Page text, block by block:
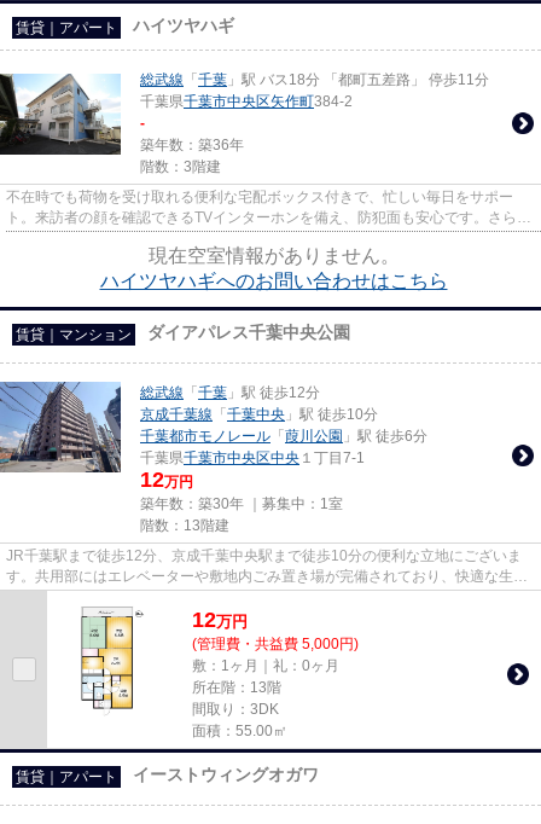
賃貸｜アパート ハイツヤハギ
総武線 「 千葉 」駅 バス18分 「都町五差路」 停歩11分
千葉県千葉市中央区矢作町384-2
-
築年数：築36年
階数：3階建
不在時でも荷物を受け取れる便利な宅配ボックス付きで、忙しい毎日をサポー
ト。来訪者の顔を確認できるTVインターホンを備え、防犯面も安心です。さら
現在空室情報がありません。
ハイツヤハギへのお問い合わせはこちら
賃貸｜マンション ダイアパレス千葉中央公園
総武線 「 千葉 」駅 徒歩12分
京成千葉線 「 千葉中央 」駅 徒歩10分
千葉都市モノレール 「 葭川公園 」駅 徒歩6分
千葉県千葉市中央区中央 １丁目7-1
12万円
築年数：築30年 ｜募集中： 1室
階数：13階建
JR千葉駅まで徒歩12分、京成千葉中央駅まで徒歩10分の便利な立地にございま
す。共用部にはエレベーターや敷地内ごみ置き場が完備されており、快適な生活
12万円
(管理費・共益費 5,000円)
敷：1ヶ月｜礼：0ヶ月
所在階：13階
間取り：3DK
面積：55.00㎡
賃貸｜アパート イーストウィングオガワ